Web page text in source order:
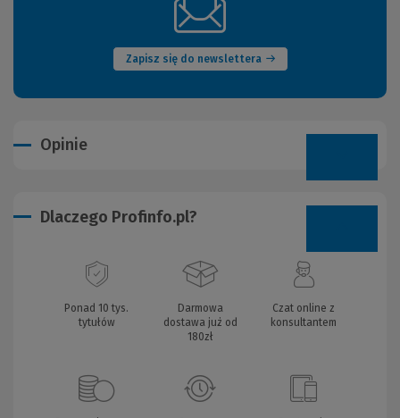
Zapisz się do newslettera
(Nowe
okno)
Opinie
Dlaczego Profinfo.pl?
Ponad 10 tys.
tytułów
Darmowa
dostawa już od
180zł
Czat online z
konsultantem